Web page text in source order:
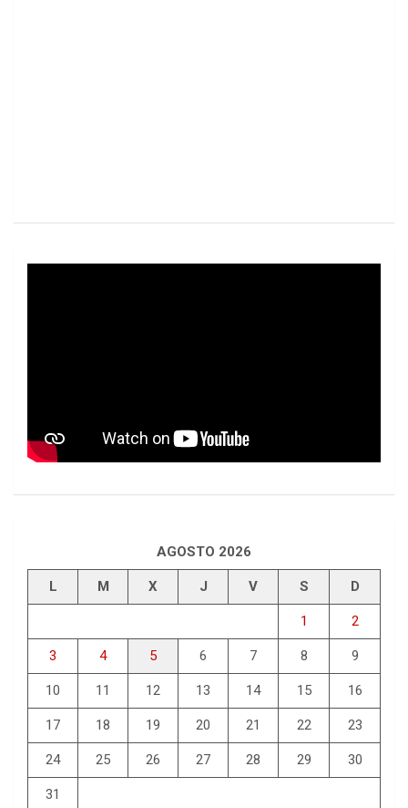
AGOSTO 2026
L M X J V S D
1 2
3 4 5 6 7 8 9
10 11 12 13 14 15 16
17 18 19 20 21 22 23
24 25 26 27 28 29 30
31